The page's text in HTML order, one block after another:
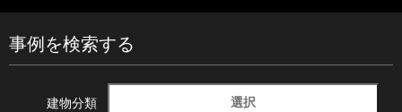
事例を検索する
建物分類 選択